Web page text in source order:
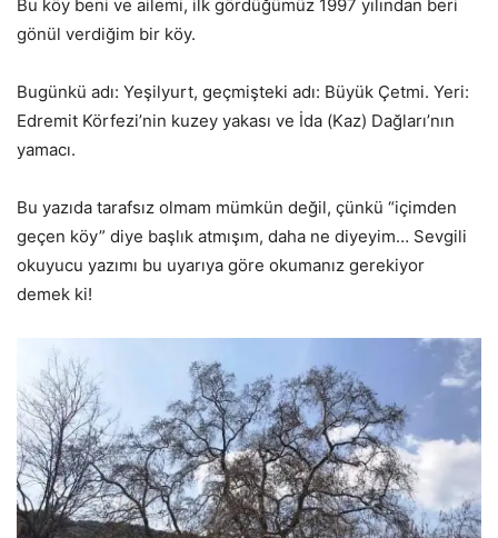
Bu köy beni ve ailemi, ilk gördüğümüz 1997 yılından beri
gönül verdiğim bir köy.
Bugünkü adı: Yeşilyurt, geçmişteki adı: Büyük Çetmi. Yeri:
Edremit Körfezi’nin kuzey yakası ve İda (Kaz) Dağları’nın
yamacı.
Bu yazıda tarafsız olmam mümkün değil, çünkü “içimden
geçen köy” diye başlık atmışım, daha ne diyeyim… Sevgili
okuyucu yazımı bu uyarıya göre okumanız gerekiyor
demek ki!